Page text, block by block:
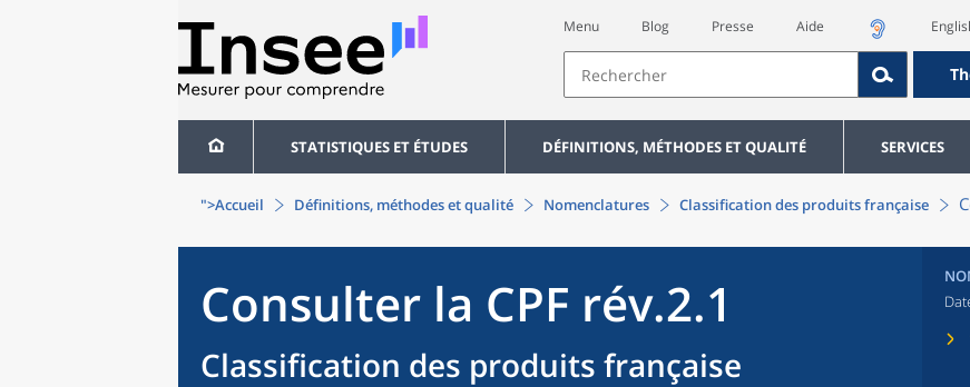
Menu Blog Presse Aide
STATISTIQUES ET ÉTUDES DÉFINITIONS, MÉTHODES ET QUALITÉ SERVICES
">Accueil Définitions, méthodes et qualité Nomenclatures Classification des produits française
Consulter la CPF rév.2.1
Classification des produits française